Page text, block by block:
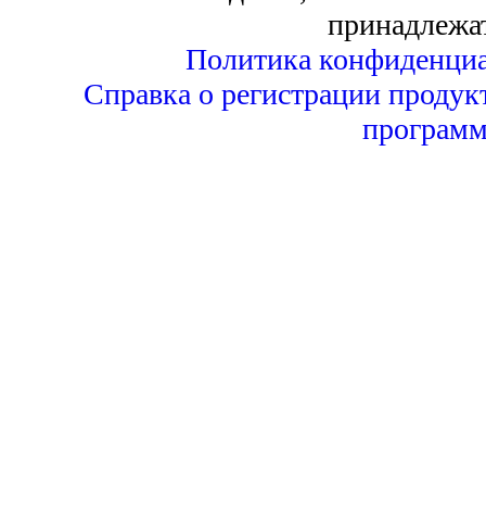
Политика
Справка о регистрации